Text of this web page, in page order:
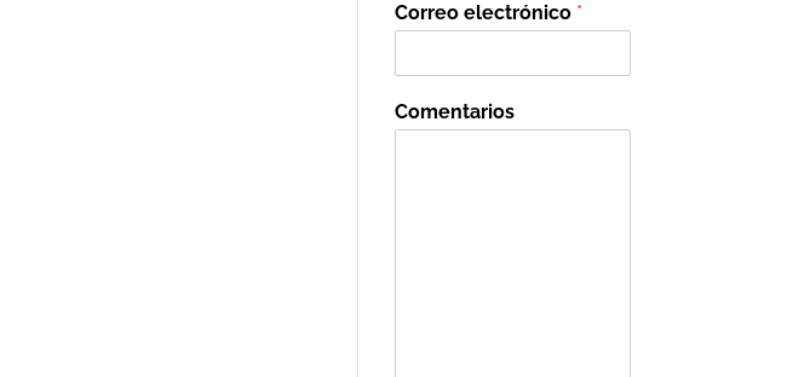
Correo electrónico *
Comentarios